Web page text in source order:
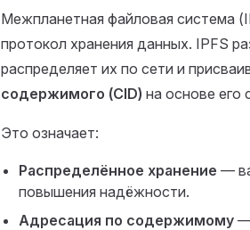
Межпланетная файловая система
протокол хранения данных. IPFS
распределяет их по сети и
содержимого (CID) на основе его
Это означает:
Распределённое хранение —
повышения надёжности.
Адресация по содержимому —